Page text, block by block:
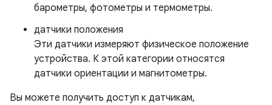
барометры, фотометры и термометры.
датчики положения
Эти датчики измеряют физическое положение
устройства. К этой категории относятся
датчики ориентации и магнитометры.
Вы можете получить доступ к датчикам,